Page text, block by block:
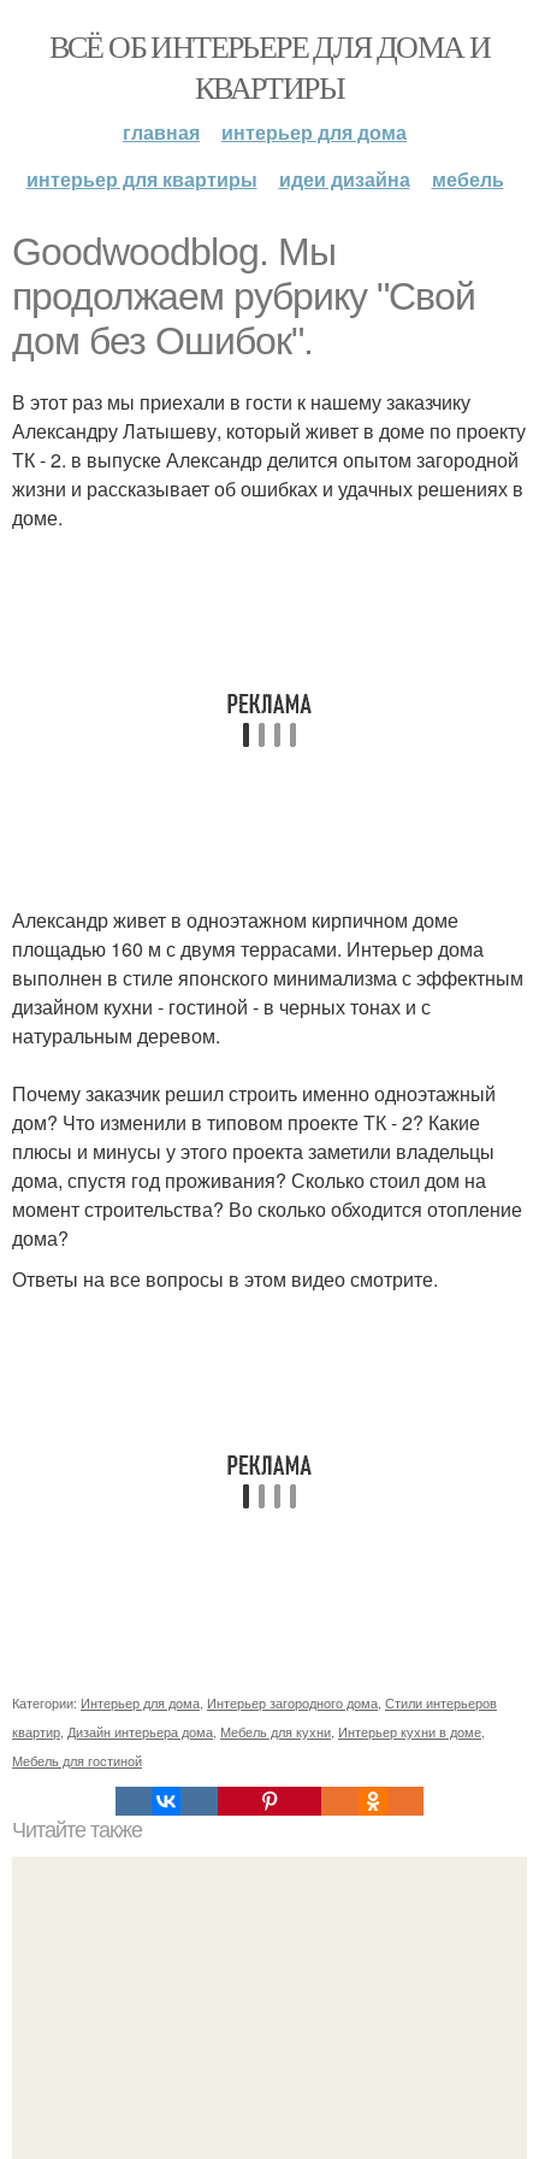
ВСЁ ОБ ИНТЕРЬЕРЕ ДЛЯ ДОМА И
КВАРТИРЫ
главная
интерьер для дома
интерьер для квартиры
идеи дизайна мебель
Goodwoodblog. Мы
продолжаем рубрику "Свой
дом без Ошибок".
В этот раз мы приехали в гости к нашему заказчику
Александру Латышеву, который живет в доме по проекту
ТК - 2. в выпуске Александр делится опытом загородной
жизни и рассказывает об ошибках и удачных решениях в
доме.
Александр живет в одноэтажном кирпичном доме
площадью 160 м с двумя террасами. Интерьер дома
выполнен в стиле японского минимализма с эффектным
дизайном кухни - гостиной - в черных тонах и с
натуральным деревом.
Почему заказчик решил строить именно одноэтажный
дом? Что изменили в типовом проекте ТК - 2? Какие
плюсы и минусы у этого проекта заметили владельцы
дома, спустя год проживания? Сколько стоил дом на
момент строительства? Во сколько обходится отопление
дома?
Ответы на все вопросы в этом видео смотрите.
Категории: Интерьер для дома Интерьер загородного дома Стили интерьеров
квартир Дизайн интерьера дома Мебель для кухни Интерьер кухни в доме
Мебель для гостиной
Читайте также